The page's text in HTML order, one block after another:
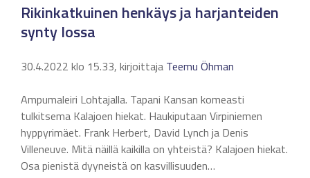
Rikinkatkuinen henkäys ja harjanteiden
synty Iossa
30.4.2022 klo 15.33, kirjoittaja Teemu Öhman
Ampumaleiri Lohtajalla. Tapani Kansan komeasti
tulkitsema Kalajoen hiekat. Haukiputaan Virpiniemen
hyppyrimäet. Frank Herbert, David Lynch ja Denis
Villeneuve. Mitä näillä kaikilla on yhteistä? Kalajoen hiekat.
Osa pienistä dyyneistä on kasvillisuuden…